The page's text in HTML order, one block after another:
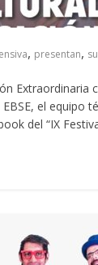
, presentan,
Extraordinaria
el equipo
del “IX